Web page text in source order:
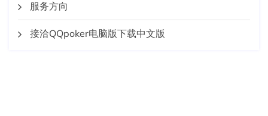
服务方向
接洽QQpoker电脑版下载中文版